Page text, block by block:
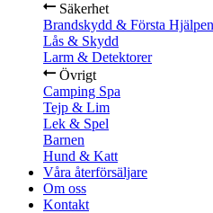
Säkerhet
Brandskydd & Första Hjälpen
Lås & Skydd
Larm & Detektorer
Övrigt
Camping Spa
Tejp & Lim
Lek & Spel
Barnen
Hund & Katt
Våra återförsäljare
Om oss
Kontakt